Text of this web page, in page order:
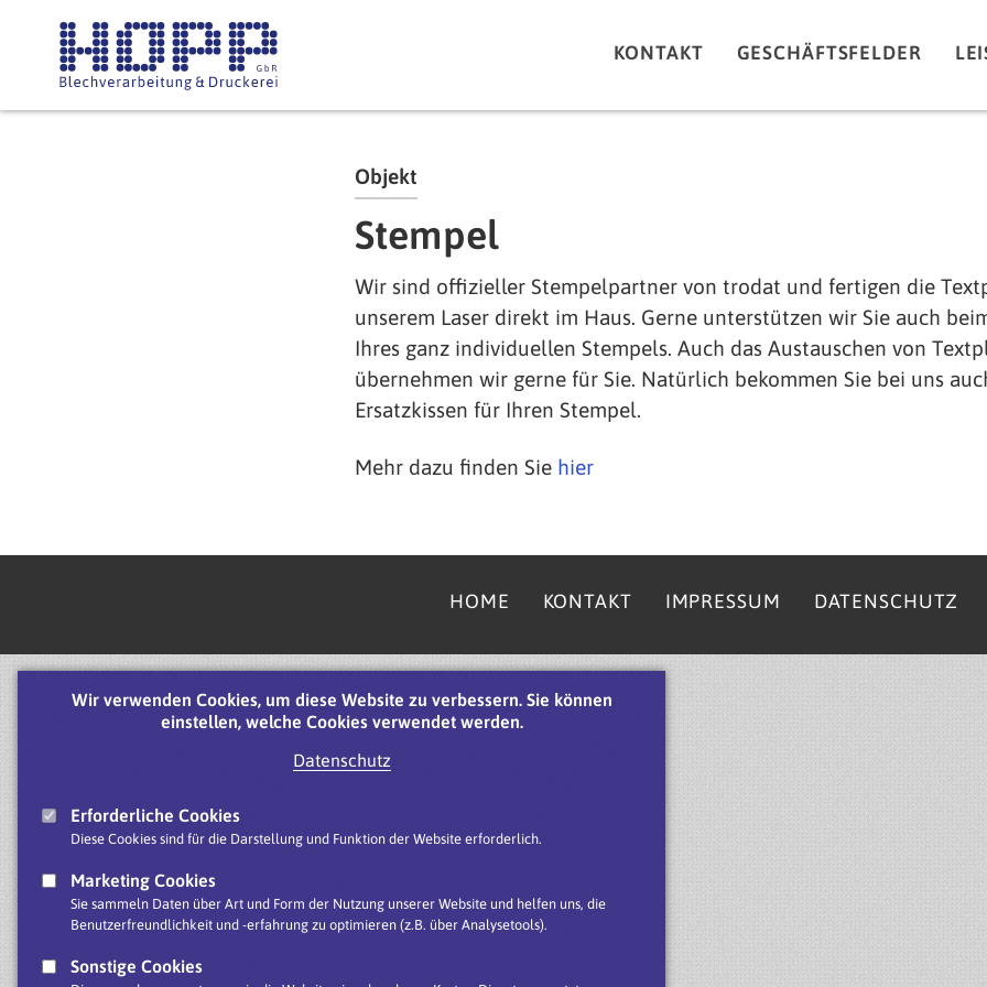
Wir verwenden Cookies, um diese Website zu verbessern. Sie können
einstellen, welche Cookies verwendet werden.
Datenschutz
Erforderliche Cookies
Diese Cookies sind für die Darstellung und Funktion der Website erforderlich.
Marketing Cookies
Sie sammeln Daten über Art und Form der Nutzung unserer Website und helfen uns, die
Benutzerfreundlichkeit und -erfahrung zu optimieren (z.B. über Analysetools).
Sonstige Cookies
KONTAKT GESCHÄFTSFELDER
Objekt
Stempel
Wir sind offizieller Stempelpartner von trodat und fertigen die
unserem Laser direkt im Haus. Gerne unterstützen wir Sie auch
Ihres ganz individuellen Stempels. Auch das Austauschen von
übernehmen wir gerne für Sie. Natürlich bekommen Sie bei uns
Ersatzkissen für Ihren Stempel.
Mehr dazu finden Sie hier
HOME KONTAKT IMPRESSUM DATENSCHUTZ